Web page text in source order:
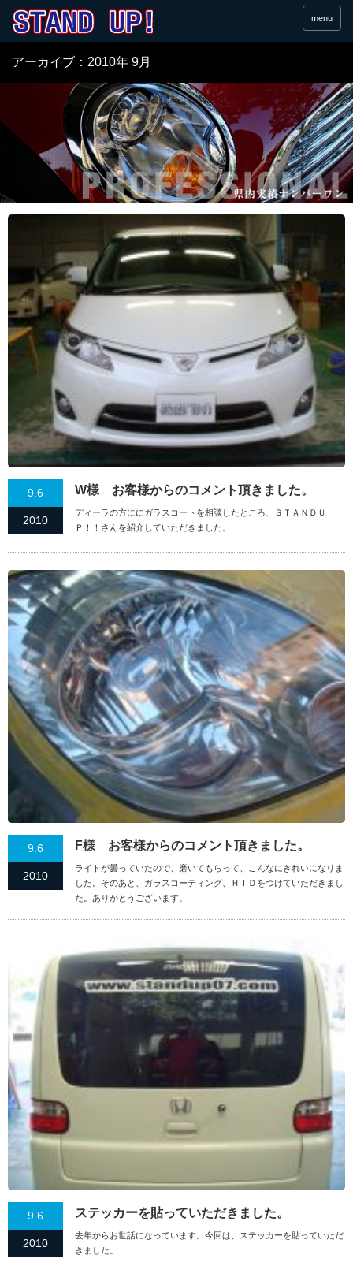
menu
アーカイブ：2010年 9月
9.6
2010
W様 お客様からのコメント頂きました。
ディーラの方ににガラスコートを相談したところ、ＳＴＡＮＤＵ
Ｐ！！さんを紹介していただきました。
9.6
2010
F様 お客様からのコメント頂きました。
ライトが曇っていたので、磨いてもらって、こんなにきれいになりま
した。そのあと、ガラスコーティング、ＨＩＤをつけていただきまし
た。ありがとうございます。
9.6
2010
ステッカーを貼っていただきました。
去年からお世話になっています。今回は、ステッカーを貼っていただ
きました。